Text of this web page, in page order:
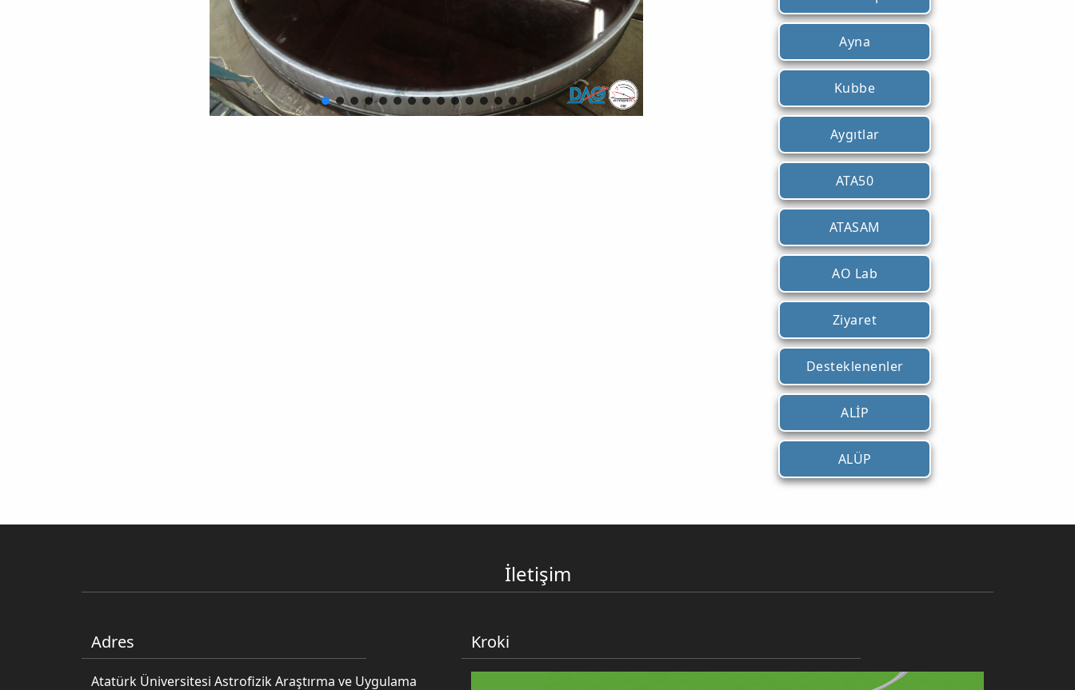
Ayna
Kubbe
Aygıtlar
ATA50
ATASAM
AO Lab
Ziyaret
Desteklenenler
ALİP
ALÜP
İletişim
Adres
Atatürk Üniversitesi Astrofizik Araştırma ve Uygulama
Kroki